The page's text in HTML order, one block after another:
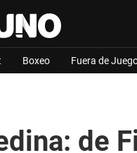
Boxeo Fuera de
de